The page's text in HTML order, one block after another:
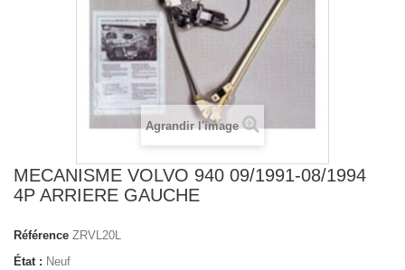
Agrandir l'image
MECANISME VOLVO 940 09/1991-08/1994
4P ARRIERE GAUCHE
Référence ZRVL20L
État : Neuf